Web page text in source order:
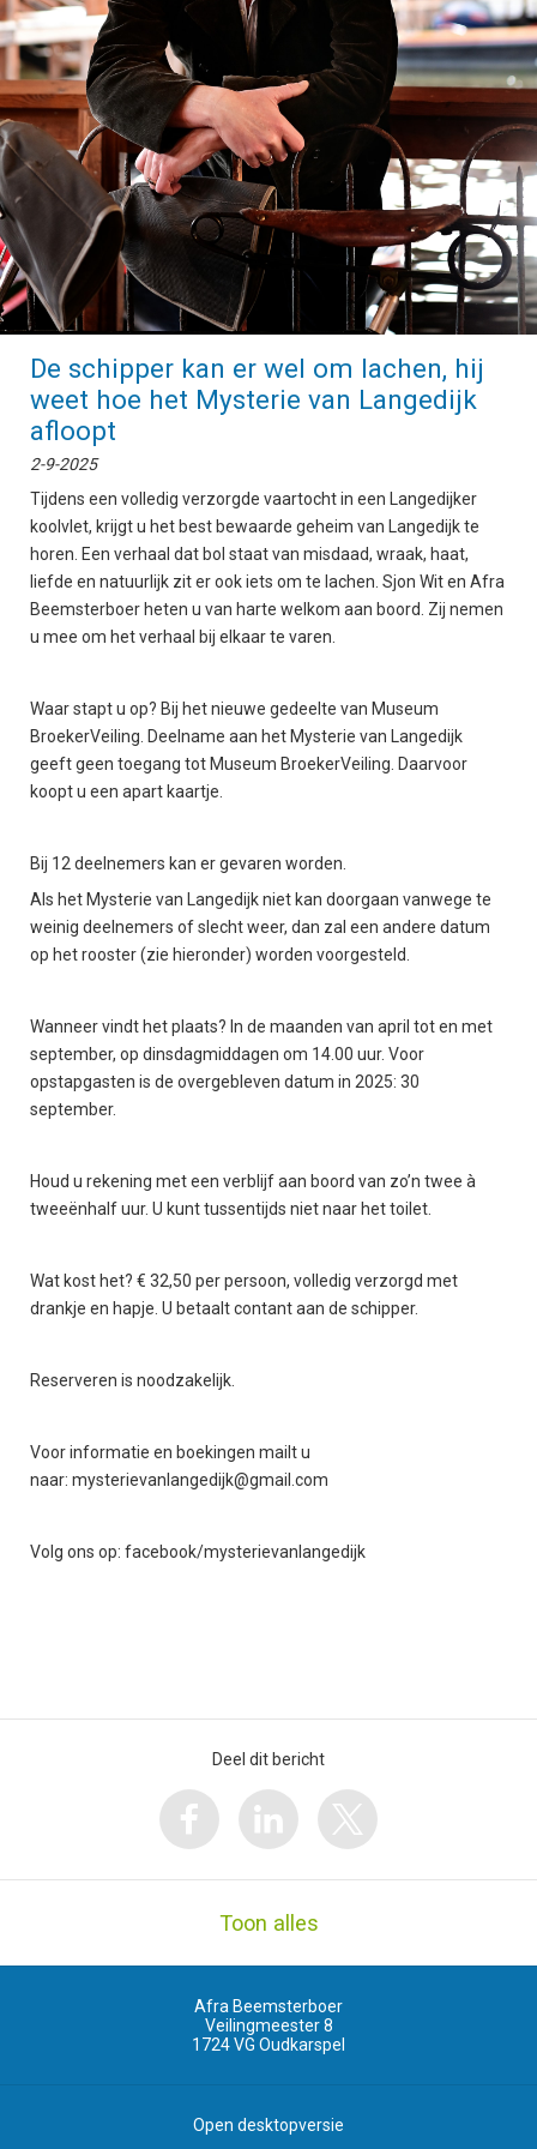
De schipper kan er wel om lachen, hij
weet hoe het Mysterie van Langedijk
afloopt
2-9-2025
Tijdens een volledig verzorgde vaartocht in een Langedijker
koolvlet, krijgt u het best bewaarde geheim van Langedijk te
horen. Een verhaal dat bol staat van misdaad, wraak, haat,
liefde en natuurlijk zit er ook iets om te lachen. Sjon Wit en Afra
Beemsterboer heten u van harte welkom aan boord. Zij nemen
u mee om het verhaal bij elkaar te varen.
Waar stapt u op? Bij het nieuwe gedeelte van Museum
BroekerVeiling. Deelname aan het Mysterie van Langedijk
geeft geen toegang tot Museum BroekerVeiling. Daarvoor
koopt u een apart kaartje.
Bij 12 deelnemers kan er gevaren worden.
Als het Mysterie van Langedijk niet kan doorgaan vanwege te
weinig deelnemers of slecht weer, dan zal een andere datum
op het rooster (zie hieronder) worden voorgesteld.
Wanneer vindt het plaats? In de maanden van april tot en met
september, op dinsdagmiddagen om 14.00 uur. Voor
opstapgasten is de overgebleven datum in 2025: 30
september.
Houd u rekening met een verblijf aan boord van zo’n twee à
tweeënhalf uur. U kunt tussentijds niet naar het toilet.
Wat kost het? € 32,50 per persoon, volledig verzorgd met
drankje en hapje. U betaalt contant aan de schipper.
Reserveren is noodzakelijk.
Voor informatie en boekingen mailt u
naar: mysterievanlangedijk@gmail.com
Volg ons op: facebook/mysterievanlangedijk
Deel dit bericht
Toon alles
Afra Beemsterboer
Veilingmeester 8
1724 VG Oudkarspel
Open desktopversie